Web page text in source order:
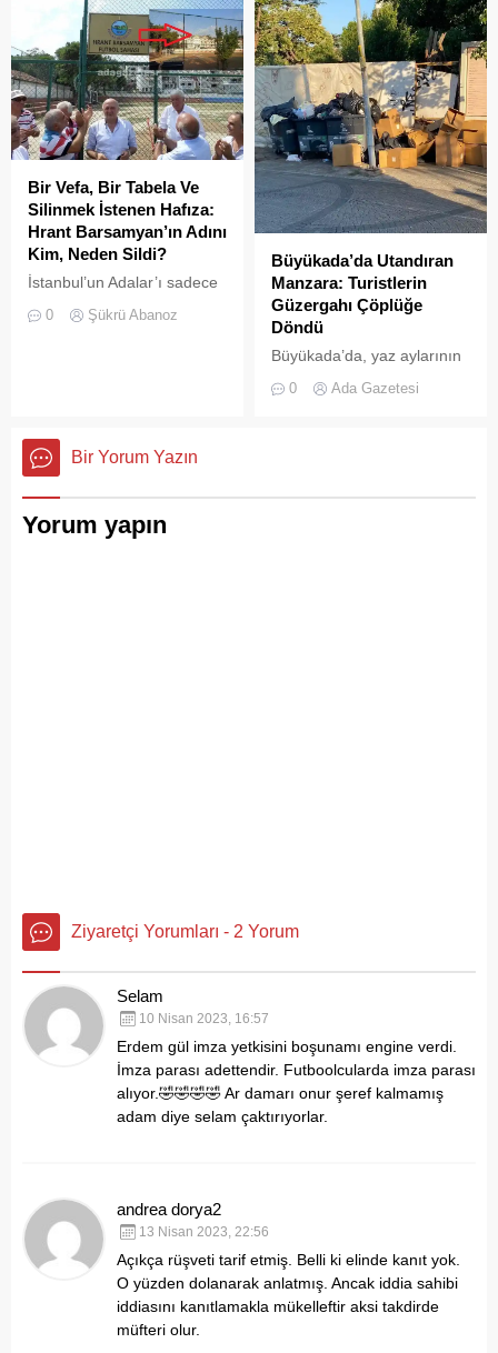
mühürlendi.
Bir Vefa, Bir Tabela Ve
Silinmek İstenen Hafıza:
Hrant Barsamyan’ın Adını
Kim, Neden Sildi?
İstanbul’un Adalar’ı sadece
yazlıkçıların nefes aldığı
yaşamın en canlı
tanıklarıdır.
0 Şükrü Abanoz
Büyükada’da Utandıran
Manzara: Turistlerin
Güzergahı Çöplüğe
Döndü
Büyükada’da, yaz aylarının
gelmesiyle birlikte artan
ziyaretçi yoğunluğu, temizlik
0 Ada Gazetesi
Bir Yorum Yazın
Yorum yapın
Ziyaretçi Yorumları - 2 Yorum
Selam
10 Nisan 2023, 16:57
Erdem gül imza yetkisini boşunamı engine verdi.
İmza parası adettendir. Futboolcularda imza parası
alıyor.🤣🤣🤣🤣Ar damarı onur şeref kalmamış
adam diye selam çaktırıyorlar.
andrea dorya2
13 Nisan 2023, 22:56
Açıkça rüşveti tarif etmiş. Belli ki elinde kanıt yok.
O yüzden dolanarak anlatmış. Ancak iddia sahibi
iddiasını kanıtlamakla mükelleftir aksi takdirde
müfteri olur.